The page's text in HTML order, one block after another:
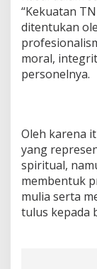
“Kekuatan
ditentukan
moral,
personelnya.
Oleh karena
yang
spiritual,
membentuk
mulia serta
tulus kepada